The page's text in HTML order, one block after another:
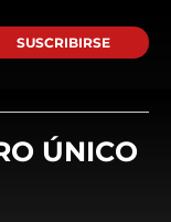
SUSCRIBIRSE
ÚNICO